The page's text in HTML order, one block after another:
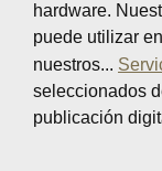
hardware.
puede utilizar
nuestros...
seleccionados
publicación